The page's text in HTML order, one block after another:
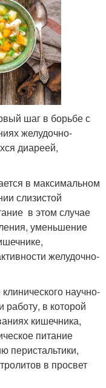
шаг в борьбе с
желудочно-
диареей,
в максимальном
слизистой
в этом случае
уменьшение
желудочно-
научно-
работу, в которой
кишечника,
питание
перистальтики,
в просвет